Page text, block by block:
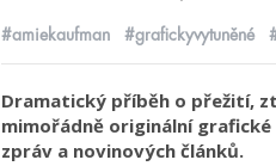
#amiekaufman #grafickyvytuněné
Dramatický příběh o přežití,
mimořádně originální
zpráv a novinových článků.